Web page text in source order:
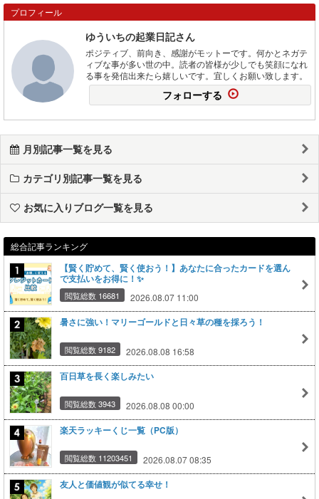
プロフィール
ゆういちの起業日記さん
ポジティブ、前向き、感謝がモットーです。何かとネガテ
ィブな事が多い世の中。読者の皆様が少しでも笑顔になれ
る事を発信出来たら嬉しいです。宜しくお願い致します。
フォローする
月別記事一覧を見る
カテゴリ別記事一覧を見る
お気に入りブログ一覧を見る
総合記事ランキング
【賢く貯めて、賢く使おう！】あなたに合ったカードを選ん
で支払いをお得に！✨
閲覧総数 16681 2026.08.07 11:00
暑さに強い！マリーゴールドと日々草の種を採ろう！
閲覧総数 9182 2026.08.08 16:58
百日草を長く楽しみたい
閲覧総数 3943 2026.08.08 00:00
楽天ラッキーくじ一覧（PC版）
閲覧総数 11203451 2026.08.07 08:35
友人と価値観が似てる幸せ！